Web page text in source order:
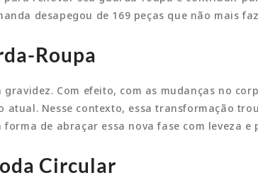
desapegou de 169 peças que não mais
Roupa
Com efeito, com as mudanças no
Nesse contexto, essa transformação
de abraçar essa nova fase com leveza e
Circular